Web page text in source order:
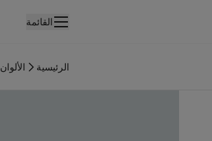
القائمة
الرئيسية الألوان